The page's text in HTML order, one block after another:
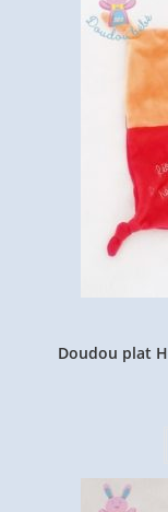
Doudou plat